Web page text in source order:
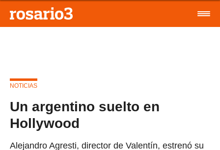
NOTICIAS
Un argentino suelto en
Hollywood
Alejandro Agresti, director de Valentín, estrenó su